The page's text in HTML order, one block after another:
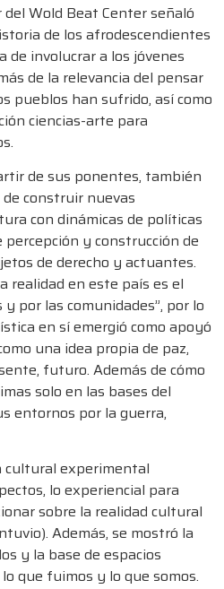
Wold Beat Center señaló
de los afrodescendientes
de involucrar a los jóvenes
de la relevancia del pensar
pueblos han sufrido, así como
ciencias-arte para
de sus ponentes, también
construir nuevas
con dinámicas de políticas
y construcción de
de derecho y actuantes.
realidad en este país es el
por las comunidades”, por lo
en sí emergió como apoyó
una idea propia de paz,
futuro. Además de cómo
solo en las bases del
entornos por la guerra,
cultural experimental
lo experiencial para
sobre la realidad cultural
Además, se mostró la
y la base de espacios
que fuimos y lo que somos.